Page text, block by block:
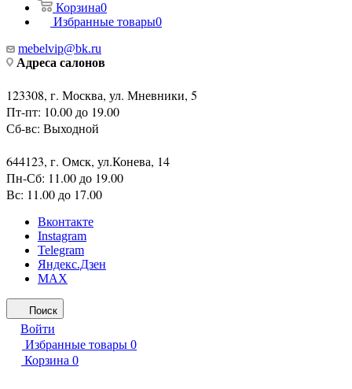
Корзина0
Избранные товары0
mebelvip@bk.ru
Адреса салонов
123308, г. Москва, ул. Мневники, 5
Пт-пт: 10.00 до 19.00
Сб-вс: Выходной
644123, г. Омск, ул.Конева, 14
Пн-Сб: 11.00 до 19.00
Вс: 11.00 до 17.00
Вконтакте
Instagram
Telegram
Яндекс.Дзен
MAX
Поиск
Войти
Избранные товары 0
Корзина 0